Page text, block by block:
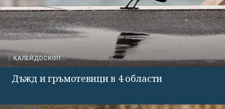
КАЛЕЙДОСКОП
Дъжд и гръмотевици в 4 области